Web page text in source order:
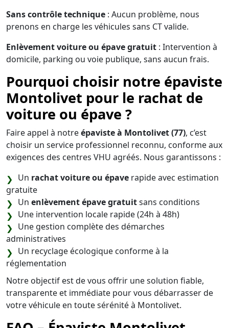
Sans contrôle technique : Aucun problème, nous
prenons en charge les véhicules sans CT valide.
Enlèvement voiture ou épave gratuit : Intervention à
domicile, parking ou voie publique, sans aucun frais.
Pourquoi choisir notre épaviste
Montolivet pour le rachat de
voiture ou épave ?
Faire appel à notreépaviste à Montolivet (77), c’est
choisir un service professionnel reconnu, conforme aux
exigences des centres VHU agréés. Nous garantissons :
Un rachat voiture ou épave rapide avec estimation
gratuite
Un enlèvement épave gratuitsans conditions
Une intervention locale rapide (24h à 48h)
Une gestion complète des démarches
administratives
Un recyclage écologique conforme à la
réglementation
Notre objectif est de vous offrir une solution fiable,
transparente et immédiate pour vous débarrasser de
votre véhicule en toute sérénité à Montolivet.